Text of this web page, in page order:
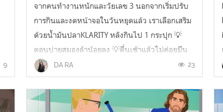
9
จากคนทำงานหนักและวัยเลข 3 นอกจากเริ่มปรับ
การกินและงดหน้าจอในวันหยุดแล้ว เราเลือกเสริม
ด้วยน้ำมันปลาKLARITY หลังกินไป 1 กระปุก 💡
ตอนบ่ายสมองล้าน้อยลง 💡ตื่นเช้าแล้วไม่ค่อยมึน
หัว 💡ไอเดียไม่ตัน ยิ่งทำงานสาย Content แนะนำ
ว่าควรมี ชอบตรงที่ไม่มีกลิ่นคาวเลย กินง่ายสุด
ตั้งแต่เคยกินน้ำมันปลามาเลย ใครที่เคยกิ...
DA RA 23